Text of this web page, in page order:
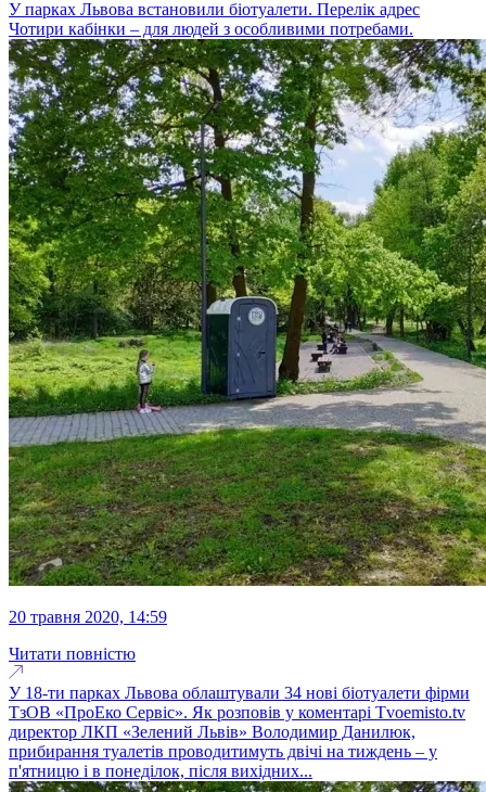
У парках Львова встановили біотуалети. Перелік адрес
Чотири кабінки – для людей з особливими потребами.
20 травня 2020, 14:59
Читати повністю
У 18-ти парках Львова облаштували 34 нові біотуалети фірми
ТзОВ «ПроЕко Сервіс». Як розповів у коментарі Tvoemisto.tv
директор ЛКП «Зелений Львів» Володимир Данилюк,
прибирання туалетів проводитимуть двічі на тиждень – у
п'ятницю і в понеділок, після вихідних...